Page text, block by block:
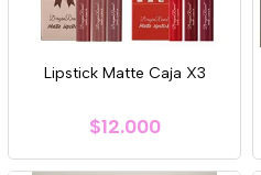
Lipstick Matte Caja X3
$12.000